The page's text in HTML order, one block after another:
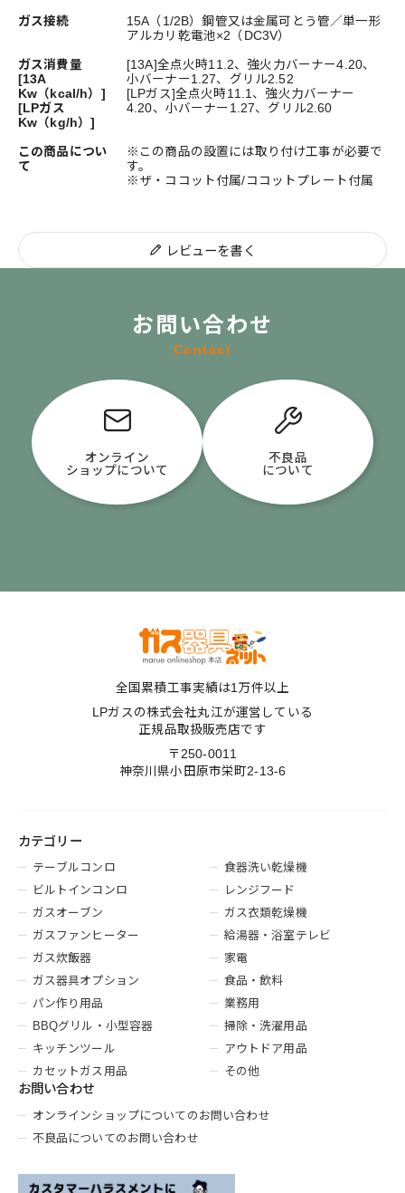
ガス接続
15A（1/2B）鋼管又は金属可とう管／単一形
アルカリ乾電池×2（DC3V）
ガス消費量
[13A
Kw（kcal/h）]
[LPガス
Kw（kg/h）]
[13A]全点火時11.2、強火力バーナー4.20、
小バーナー1.27、グリル2.52
[LPガス]全点火時11.1、強火力バーナー
4.20、小バーナー1.27、グリル2.60
この商品につい
て
※この商品の設置には取り付け工事が必要で
す。
※ザ・ココット付属/ココットプレート付属
レビューを書く
お問い合わせ
Contact
オンライン
ショップについて
不良品
について
全国累積工事実績は1万件以上
LPガスの株式会社丸江が運営している
正規品取扱販売店です
〒250-0011
神奈川県小田原市栄町2-13-6
カテゴリー
テーブルコンロ
ビルトインコンロ
ガスオーブン
ガスファンヒーター
ガス炊飯器
ガス器具オプション
パン作り用品
BBQグリル・小型容器
キッチンツール
カセットガス用品
食器洗い乾燥機
レンジフード
ガス衣類乾燥機
給湯器・浴室テレビ
家電
食品・飲料
業務用
掃除・洗濯用品
アウトドア用品
その他
お問い合わせ
オンラインショップについてのお問い合わせ
不良品についてのお問い合わせ